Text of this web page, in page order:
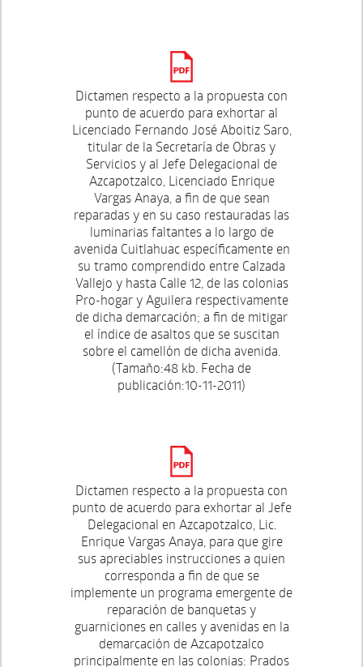
Dictamen respecto a la propuesta con
punto de acuerdo para exhortar al
Licenciado Fernando José Aboitiz Saro,
titular de la Secretaría de Obras y
Servicios y al Jefe Delegacional de
Azcapotzalco, Licenciado Enrique
Vargas Anaya, a fin de que sean
reparadas y en su caso restauradas las
luminarias faltantes a lo largo de
avenida Cuitlahuac específicamente en
su tramo comprendido entre Calzada
Vallejo y hasta Calle 12, de las colonias
Pro-hogar y Aguilera respectivamente
de dicha demarcación; a fin de mitigar
el índice de asaltos que se suscitan
sobre el camellón de dicha avenida.
(Tamaño:48 kb. Fecha de
publicación:10-11-2011)
Dictamen respecto a la propuesta con
punto de acuerdo para exhortar al Jefe
Delegacional en Azcapotzalco, Lic.
Enrique Vargas Anaya, para que gire
sus apreciables instrucciones a quien
corresponda a fin de que se
implemente un programa emergente de
reparación de banquetas y
guarniciones en calles y avenidas en la
demarcación de Azcapotzalco
principalmente en las colonias: Prados